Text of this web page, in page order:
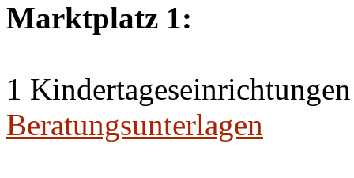
Marktplatz 1:
1
Beratungsunterlagen